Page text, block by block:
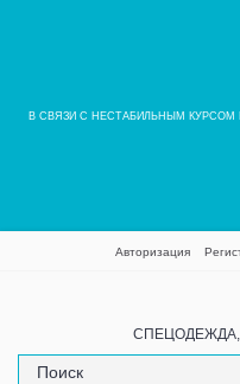
В СВЯЗИ С НЕСТАБИЛЬНЫМ
Авторизация
СПЕЦОДЕЖДА,